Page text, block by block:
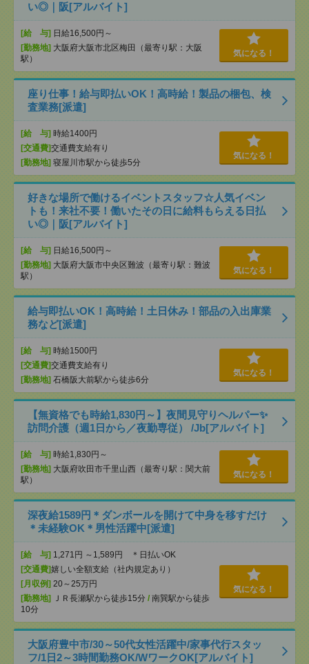
い◎｜阪[アルバイト]
[給 与] 日給16,500円～
[勤務地] 大阪府大阪市北区梅田（最寄り駅：大阪
駅）
気になる！
座り仕事！給与即払いOK！高時給！製品の梱包、検
査業務[派遣]
[給 与] 時給1400円
[交通費]交通費支給有り
[勤務地] 寝屋川市駅から徒歩5分
気になる！
好きな場所で働けるイベントスタッフ☆人気イベン
トも！来社不要！働いたその日に給料もらえる日払
い◎｜阪[アルバイト]
[給 与] 日給16,500円～
[勤務地] 大阪府大阪市中央区難波（最寄り駅：難波
駅）
気になる！
給与即払いOK！高時給！土日休み！部品の入出庫業
務など[派遣]
[給 与] 時給1500円
[交通費]交通費支給有り
[勤務地] 石橋阪大前駅から徒歩6分
気になる！
【無資格でも時給1,830円～】夜間見守りヘルパー✨
訪問介護（週1日から／夜勤専従） /Jb[アルバイト]
[給 与] 時給1,830円～
[勤務地] 大阪府吹田市千里山西（最寄り駅：関大前
駅）
気になる！
深夜給1589円＊ダンボールを開けて中身を移すだけ
＊未経験OK＊男性活躍中[派遣]
[給 与] 1,271円 ～1,589円 ＊日払いOK
[交通費]嬉しい全額支給（社内規定あり）
[月収例] 20～25万円
[勤務地]
ＪＲ長瀬駅から徒歩15分 / 南巽駅から徒歩
10分
気になる！
大阪府豊中市/30～50代女性活躍中/家事代行スタッ
フ/1日2～3時間勤務OK/WワークOK[アルバイト]